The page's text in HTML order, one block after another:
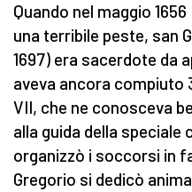
Quando nel maggio
una terribile peste, san
1697) era sacerdote da
aveva ancora compiuto
VII, che ne conosceva
alla guida della speciale
organizzò i soccorsi in
Gregorio si dedicò